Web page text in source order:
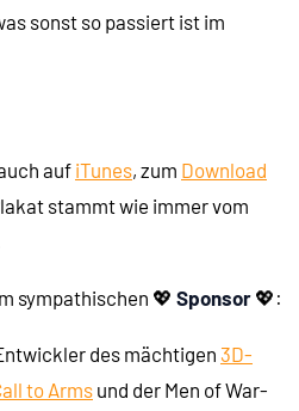
sonst so passiert ist im
auf iTunes, zum Download
stammt wie immer vom
sympathischen 💖 Sponsor 💖:
des mächtigen 3D-
to Arms und der Men of War-